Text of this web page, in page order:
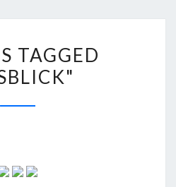
TAGGED